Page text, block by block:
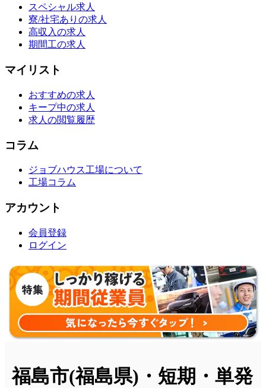
スペシャル求人
寮/社宅ありの求人
高収入の求人
期間工の求人
マイリスト
おすすめの求人
キープ中の求人
求人の閲覧履歴
コラム
ジョブハウス工場について
工場コラム
アカウント
会員登録
ログイン
福島市(福島県)・短期・単発